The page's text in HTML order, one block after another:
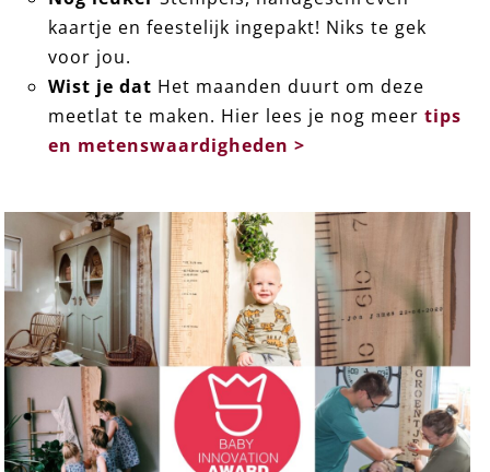
kaartje en feestelijk ingepakt! Niks te gek
voor jou.
Wist je dat Het maanden duurt om deze
meetlat te maken. Hier lees je nog meertips
en metenswaardigheden >